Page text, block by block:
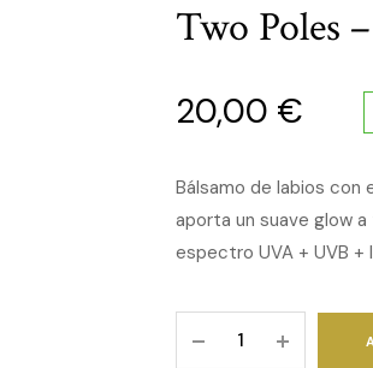
Two Poles
20,00 €
Bálsamo de labios con
aporta un suave glow
espectro UVA + UVB +
Poles